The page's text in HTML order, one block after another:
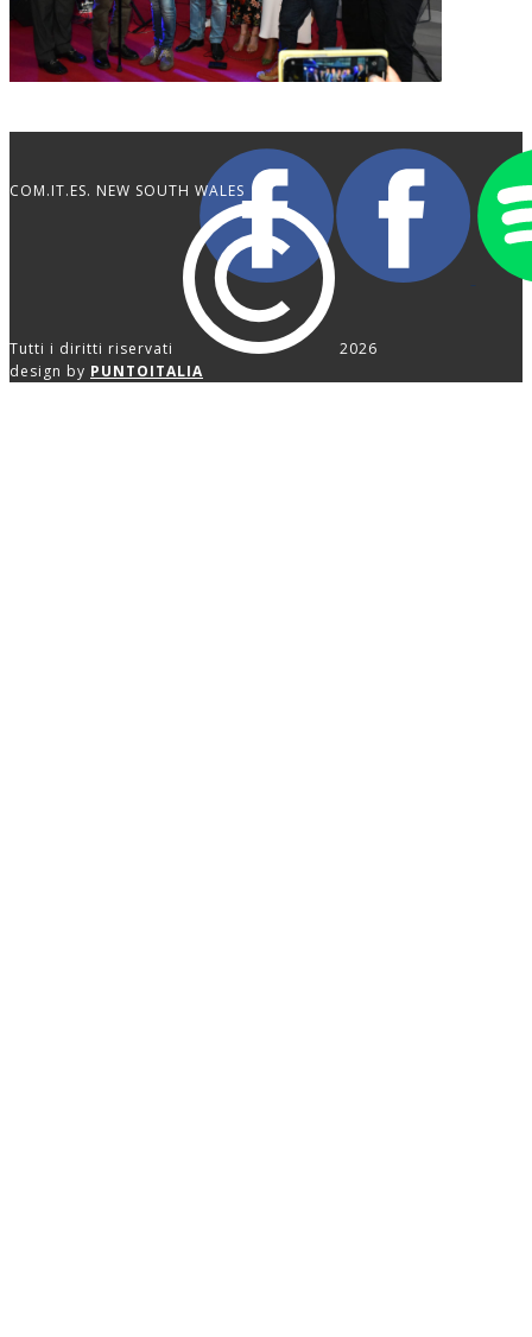
COM.IT.ES. NEW SOUTH WALES
Tutti i diritti riservati
2026
design by PUNTOITALIA